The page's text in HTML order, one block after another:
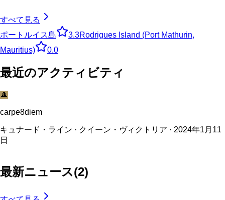
すべて見る
ポートルイス島
3.3Rodrigues Island (Port Mathurin,
Mauritius)
0.0
最近のアクティビティ
🎩
carpe8diem
キュナード・ライン · クイーン・ヴィクトリア · 2024年1月11
日
最新ニュース(2)